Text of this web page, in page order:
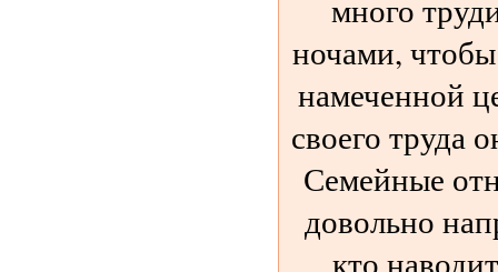
много
ночами,
намеченной
своего труда
Семейные
довольно
кто